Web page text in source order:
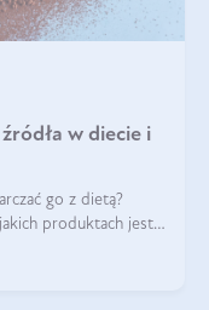
w diecie i
go z dietą?
produktach jest